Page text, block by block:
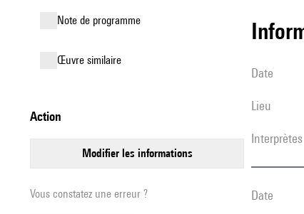
Note de programme
œuvre similaire
action
modifier les informations
Vous constatez une erreur ?
date
lieu
interprètes
date